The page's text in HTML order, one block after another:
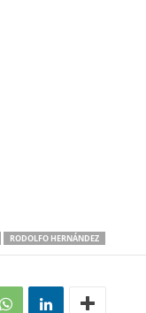
RODOLFO HERNÁNDEZ